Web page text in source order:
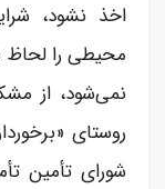
اخذ نشود،
محیطی را لحاظ
نمی‌شود، از
روستای
شورای تأمین